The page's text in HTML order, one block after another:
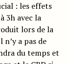
: les effets
3h avec la
lors de la
a pas de
du temps et